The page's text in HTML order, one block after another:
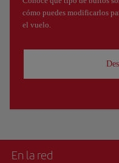
cómo puedes modificarlos
el vuelo.
En la red